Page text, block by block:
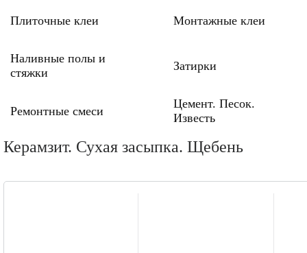
Плиточные клеи Монтажные клеи
Наливные полы и
стяжки
Затирки
Ремонтные смеси
Цемент. Песок.
Известь
Керамзит. Сухая засыпка. Щебень